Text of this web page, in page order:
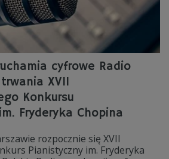
cyfrowe Radio
XVII
Konkursu
Fryderyka Chopina
rozpocznie się XVII
Pianistyczny im. Fryderyka